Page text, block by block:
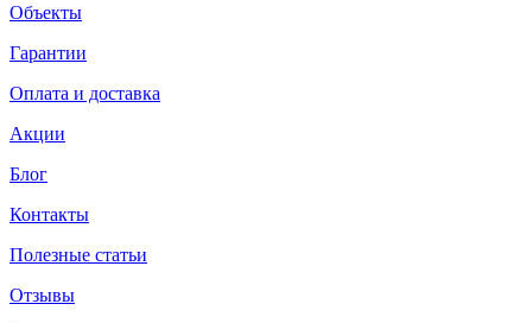
Объекты
Гарантии
Оплата и доставка
Акции
Блог
Контакты
Полезные статьи
Отзывы